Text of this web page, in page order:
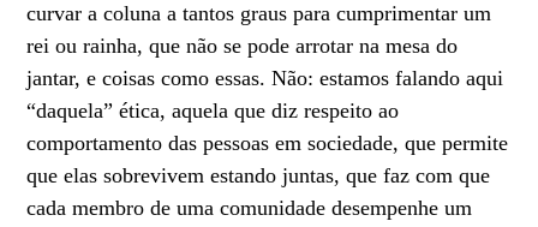
curvar a coluna a tantos graus para cumprimentar um
rei ou rainha, que não se pode arrotar na mesa do
jantar, e coisas como essas. Não: estamos falando aqui
“daquela” ética, aquela que diz respeito ao
comportamento das pessoas em sociedade, que permite
que elas sobrevivem estando juntas, que faz com que
cada membro de uma comunidade desempenhe um